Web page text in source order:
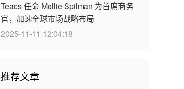
Teads 任命 Mollie Spilman 为首席商务
官，加速全球市场战略布局
2025-11-11 12:04:18
推荐文章